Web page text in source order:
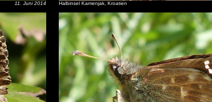
11. Juni 2014 Halbinsel Kamenjak, Kroatien